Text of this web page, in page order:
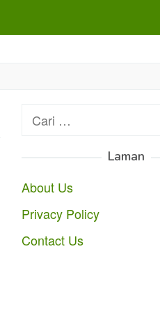
Cari
Laman
About Us
Privacy Policy
Contact Us